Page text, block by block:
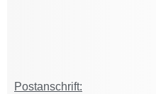
Postanschrift: